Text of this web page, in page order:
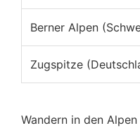
Berner Alpen
Zugspitze
Wandern in den